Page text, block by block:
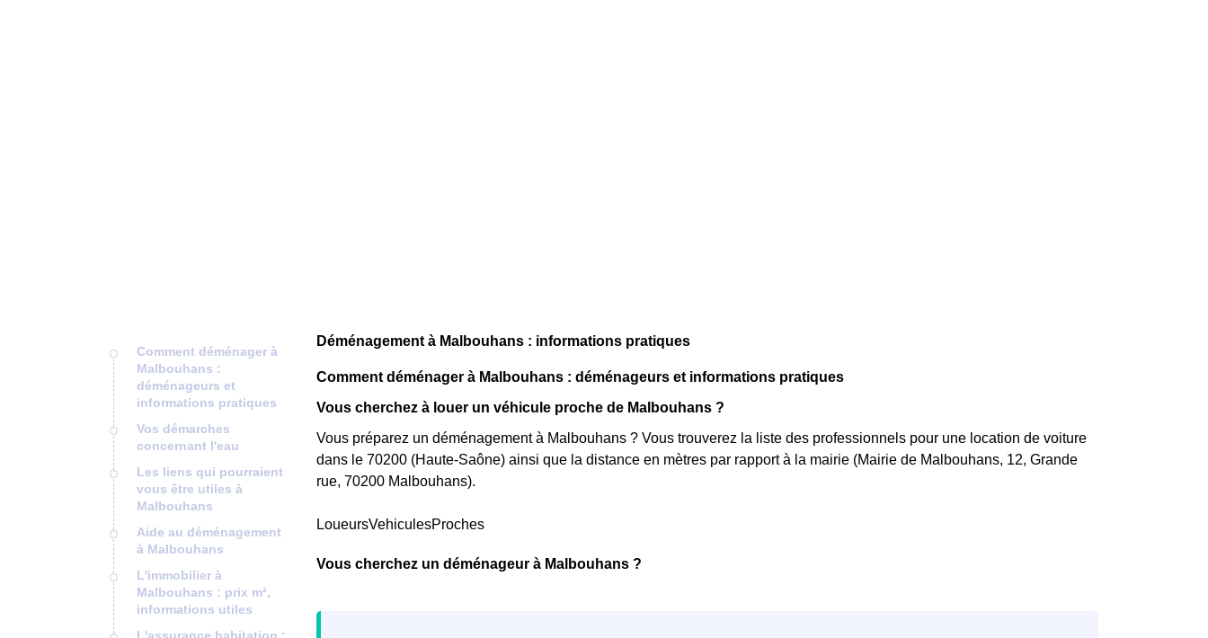
Comment déménager à
Malbouhans :
déménageurs et
informations pratiques
Vos démarches
concernant l'eau
Les liens qui pourraient
vous être utiles à
Malbouhans
Aide au déménagement
à Malbouhans
L'immobilier à
Malbouhans : prix m²,
informations utiles
Déménagement à Malbouhans : informations pratiques
Comment déménager à Malbouhans : déménageurs et informations pratiques
Vous cherchez à louer un véhicule proche de Malbouhans ?
Vous préparez un déménagement à Malbouhans ? Vous trouverez la liste des professionnels pour une location de voiture
dans le 70200 (Haute-Saône) ainsi que la distance en mètres par rapport à la mairie (Mairie de Malbouhans, 12, Grande
rue, 70200 Malbouhans).
LoueursVehiculesProches
Vous cherchez un déménageur à Malbouhans ?